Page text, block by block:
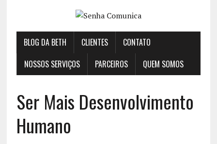
BLOG DA BETH CLIENTES
CONTATO
NOSSOS SERVIÇOS
PARCEIROS QUEM SOMOS
Ser Mais Desenvolvimento
Humano